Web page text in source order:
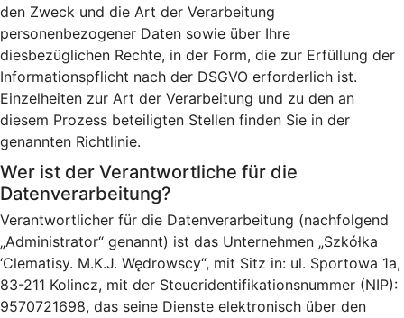
den Zweck und die Art der Verarbeitung
personenbezogener Daten sowie über Ihre
diesbezüglichen Rechte, in der Form, die zur Erfüllung der
Informationspflicht nach der DSGVO erforderlich ist.
Einzelheiten zur Art der Verarbeitung und zu den an
diesem Prozess beteiligten Stellen finden Sie in der
genannten Richtlinie.
Wer ist der Verantwortliche für die
Datenverarbeitung?
Verantwortlicher für die Datenverarbeitung (nachfolgend
„Administrator“ genannt) ist das Unternehmen „Szkółka
‘Clematisy. M.K.J. Wędrowscy“, mit Sitz in: ul. Sportowa 1a,
83-211 Kolincz, mit der Steueridentifikationsnummer (NIP):
9570721698, das seine Dienste elektronisch über den